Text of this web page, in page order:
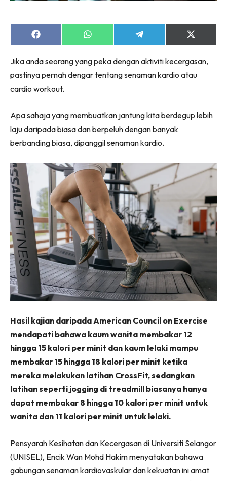
Share
on
Share
on
Share
on
Share
on
(Twitter)
Jika anda seorang yang peka dengan aktiviti kecergasan,
pastinya pernah dengar tentang senaman kardio atau
cardio workout.
Apa sahaja yang membuatkan jantung kita berdegup lebih
laju daripada biasa dan berpeluh dengan banyak
berbanding biasa, dipanggil senaman kardio.
Hasil kajian daripada American Council on Exercise
mendapati bahawa kaum wanita membakar 12
hingga 15 kalori per minit dan kaum lelaki mampu
membakar 15 hingga 18 kalori per minit ketika
mereka melakukan latihan CrossFit, sedangkan
latihan seperti jogging di treadmill biasanya hanya
dapat membakar 8 hingga 10 kalori per minit untuk
wanita dan 11 kalori per minit untuk lelaki.
Pensyarah Kesihatan dan Kecergasan di Universiti Selangor
(UNISEL), Encik Wan Mohd Hakim menyatakan bahawa
gabungan senaman kardiovaskular dan kekuatan ini amat